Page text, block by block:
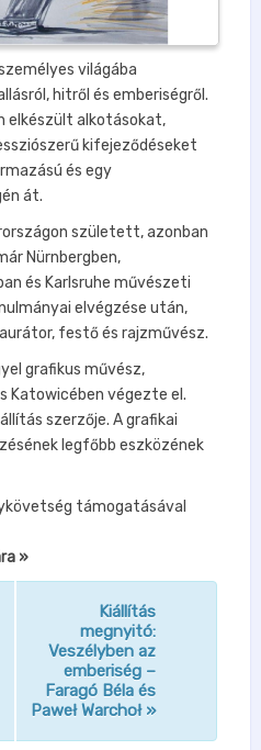
világába
hitről és emberiségről.
elkészült alkotásokat,
kifejeződéseket
és egy
át.
született, azonban
Nürnbergben,
és Karlsruhe művészeti
elvégzése után,
festő és rajzművész.
grafikus művész,
Katowicében végezte el.
szerzője. A grafikai
legfőbb eszközének
támogatásával
»
Kiállítás
megnyitó:
Veszélyben az
emberiség –
Faragó Béla és
Paweł Warchoł »